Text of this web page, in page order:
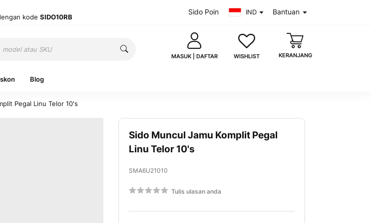
kode SIDO10RB
Sido Poin IND Bantuan
MASUK | DAFTAR
Ingatkan saya Lupa kata sandi?
Masuk dengan Google
WISHLIST KERANJANG
Blog
Pegal Linu Telor 10's
Sido Muncul Jamu Komplit Pegal
Linu Telor 10's
SMA6U21010
Rating:
60
% of 100
Tulis ulasan anda